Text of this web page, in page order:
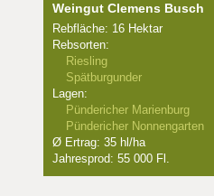
Weingut Clemens Busch
Rebfläche: 16 Hektar
Rebsorten:
Riesling
Spätburgunder
Lagen:
Pündericher Marienburg
Pündericher Nonnengarten
Ø Ertrag: 35 hl/ha
Jahresprod: 55 000 Fl.